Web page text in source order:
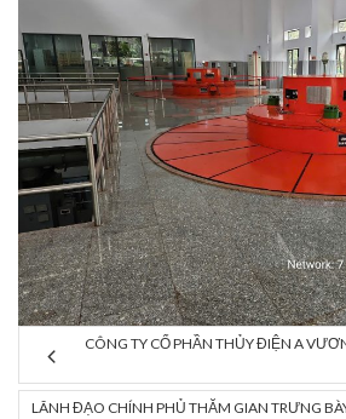
CÔNG TY CỔ PHẦN THỦY ĐIỆN A
LÃNH ĐẠO CHÍNH PHỦ THĂM GIAN TRƯNG